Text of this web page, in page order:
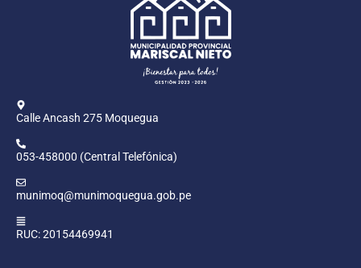
Calle Ancash 275 Moquegua
053-458000 (Central Telefónica)
munimoq@munimoquegua.gob.pe
RUC: 20154469941